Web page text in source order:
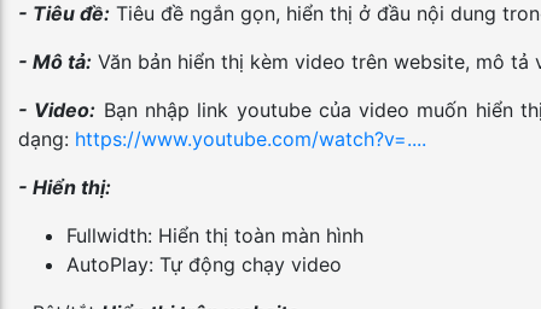
- Tiêu đề: Tiêu đề ngắn gọn, hiển thị ở đầu nội dung
- Mô tả: Văn bản hiển thị kèm video trên website, mô tả
- Video: Bạn nhập link youtube của video muốn hiển
dạng: https://www.youtube.com/watch?v=....
- Hiển thị:
Fullwidth: Hiển thị toàn màn hình
AutoPlay: Tự động chạy video